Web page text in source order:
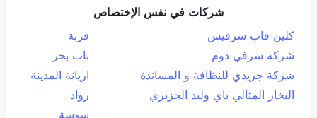
شركات في نفس الإختصاص
كلين فاب سرفيس
قربة
شركة سرفي دوم
باب بحر
شركة جريدي للنظافة و المساندة
اريانة المدينة
البخار المثالي باي وليد الجزيري
رواد
سوسة